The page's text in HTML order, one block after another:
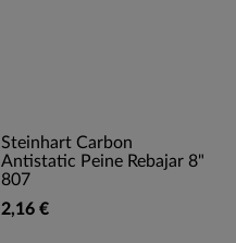
Steinhart Carbon
Antistatic Peine Rebajar 8"
807
2,16 €